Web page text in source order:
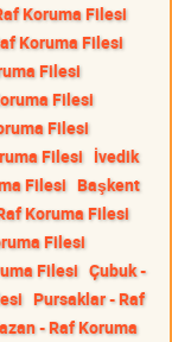
Koruma Filesi
Koruma Filesi
Filesi
Filesi
Filesi
Filesi İvedik
Filesi Başkent
Koruma Filesi
Filesi
Filesi Çubuk -
Pursaklar - Raf
- Raf Koruma